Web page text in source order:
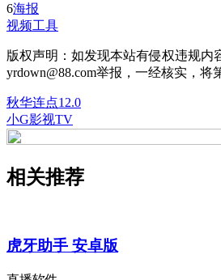
6海报
视频工具
版权声明：如发现本站有侵权违规内
yrdown@88.com举报，一经核实，将
秋华连点12.0
小G影视TV
相关推荐
虎牙助手 安卓版